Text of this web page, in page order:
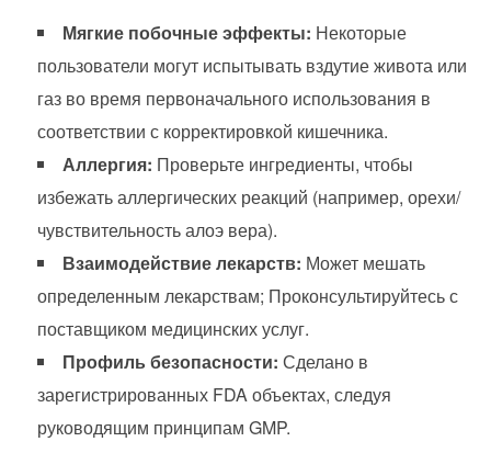
Мягкие побочные эффекты: Некоторые
пользователи могут испытывать вздутие живота или
газ во время первоначального использования в
соответствии с корректировкой кишечника.
Аллергия: Проверьте ингредиенты, чтобы
избежать аллергических реакций (например, орехи/
чувствительность алоэ вера).
Взаимодействие лекарств: Может мешать
определенным лекарствам; Проконсультируйтесь с
поставщиком медицинских услуг.
Профиль безопасности: Сделано в
зарегистрированных FDA объектах, следуя
руководящим принципам GMP.